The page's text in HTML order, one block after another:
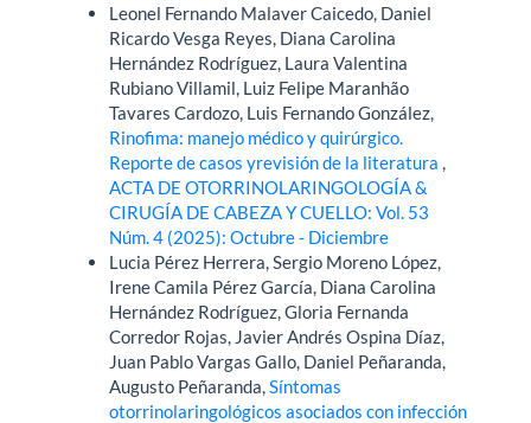
Leonel Fernando Malaver Caicedo, Daniel
Ricardo Vesga Reyes, Diana Carolina
Hernández Rodríguez, Laura Valentina
Rubiano Villamil, Luiz Felipe Maranhão
Tavares Cardozo, Luis Fernando González,
Rinofima: manejo médico y quirúrgico.
Reporte de casos yrevisión de la literatura,
ACTA DE OTORRINOLARINGOLOGÍA &
CIRUGÍA DE CABEZA Y CUELLO: Vol. 53
Núm. 4 (2025): Octubre - Diciembre
Lucia Pérez Herrera, Sergio Moreno López,
Irene Camila Pérez García, Diana Carolina
Hernández Rodríguez, Gloria Fernanda
Corredor Rojas, Javier Andrés Ospina Díaz,
Juan Pablo Vargas Gallo, Daniel Peñaranda,
Augusto Peñaranda,Síntomas
otorrinolaringológicos asociados con infección